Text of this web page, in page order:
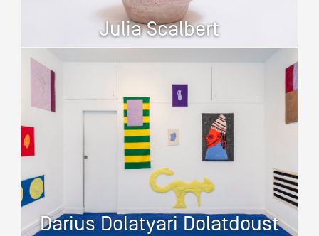
Julia Scalbert
Darius Dolatyari Dolatdoust